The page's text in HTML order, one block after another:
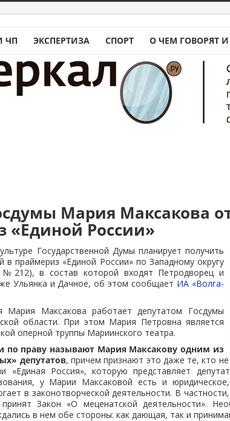
ЧП ЭКСПЕРТИЗА СПОРТ О ЧЕМ ГОВОРЯТ
Мария Максакова
«Единой России»
Государственной Думы планирует получить
в праймериз «Единой России» по Западному округу
в состав которой входят Петродворец и
Ульянка и Дачное, об этом сообщает ИА «Волга-
Мария Максакова работает депутатом Госдумы
области. При этом Мария Петровна является
оперной труппы Мариинского театра.
по праву называют Мария Максакову одним из
депутатов, причем признают это даже те, кто
«Единая Россия», которую представляет
у Марии Максаковой есть и
в законотворческой деятельности. В
Закон «О меценатской деятельности».
в нем обе стороны: как дающая, так и